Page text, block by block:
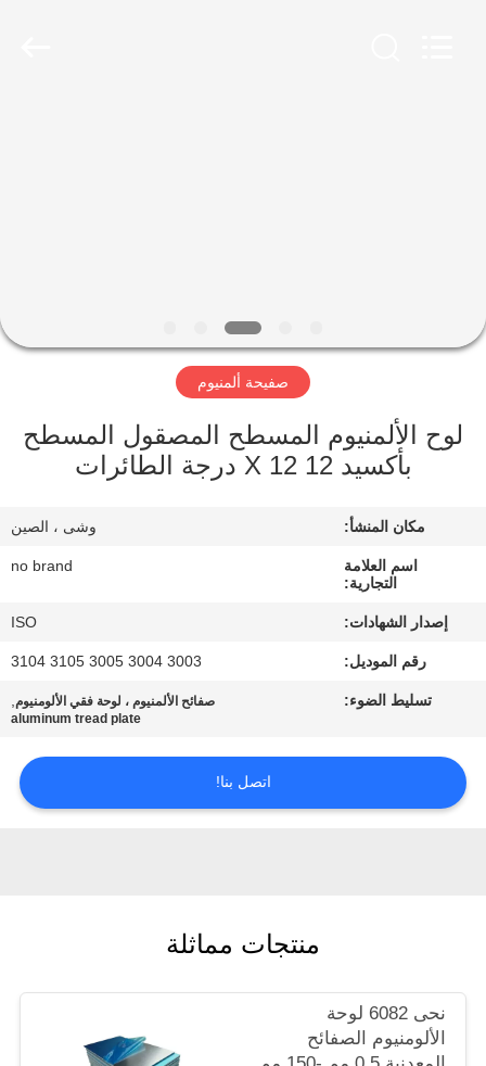
معلومات
عنا
جولة
مراقبة
الجودة
اتصل
اطلب
اقتباس
PRIVACY
POLICY
صفيحة ألمنيوم
لوح الألمنيوم المسطح المصقول المسطح
بأكسيد 12 X 12 درجة الطائرات
مكان المنشأ: وشى ، الصين
اسم العلامة
التجارية:
no brand
إصدار الشهادات: ISO
رقم الموديل: 3003 3004 3005 3105 3104
تسليط الضوء: صفائح الألمنيوم ، لوحة فقي الألومنيوم,
aluminum tread plate
اتصل بنا!
منتجات مماثلة
نحى 6082 لوحة
الألومنيوم الصفائح